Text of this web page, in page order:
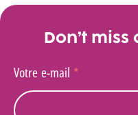
Don’t
Votre e-mail *